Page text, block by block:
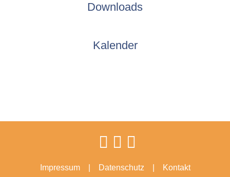
Downloads
Kalender
Impressum Datenschutz Kontakt